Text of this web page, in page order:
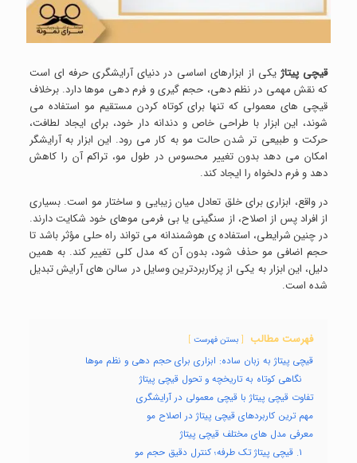
قیچی پیتاژیکی از ابزارهای اساسی در دنیای آرایشگری حرفه ای است
که نقش مهمی در نظم دهی، حجم گیری و فرم دهی موها دارد. برخلاف
قیچی های معمولی که تنها برای کوتاه کردن مستقیم مو استفاده می
شوند، این ابزار با طراحی خاص و دندانه دار خود، برای ایجاد لطافت،
حرکت و طبیعی تر شدن حالت مو به کار می رود. این ابزار به آرایشگر
امکان می دهد بدون تغییر محسوس در طول مو، تراکم آن را کاهش
دهد و فرم دلخواه را ایجاد کند.
در واقع، ابزاری برای خلق تعادل میان زیبایی و ساختار مو است. بسیاری
از افراد پس از اصلاح، از سنگینی یا بی فرمی موهای خود شکایت دارند.
در چنین شرایطی، استفاده ی هوشمندانه می تواند راه حلی مؤثر باشد تا
حجم اضافی مو حذف شود، بدون آن که مدل کلی تغییر کند. به همین
دلیل، این ابزار به یکی از پرکاربردترین وسایل در سالن های آرایش تبدیل
شده است.
فهرست مطالب بستن فهرست
قیچی پیتاژ به زبان ساده: ابزاری برای حجم دهی و نظم موها
نگاهی کوتاه به تاریخچه و تحول قیچی پیتاژ
تفاوت قیچی پیتاژ با قیچی معمولی در آرایشگری
مهم ترین کاربردهای قیچی پیتاژ در اصلاح مو
معرفی مدل های مختلف قیچی پیتاژ
۱. قیچی پیتاژ تک طرفه؛ کنترل دقیق حجم مو